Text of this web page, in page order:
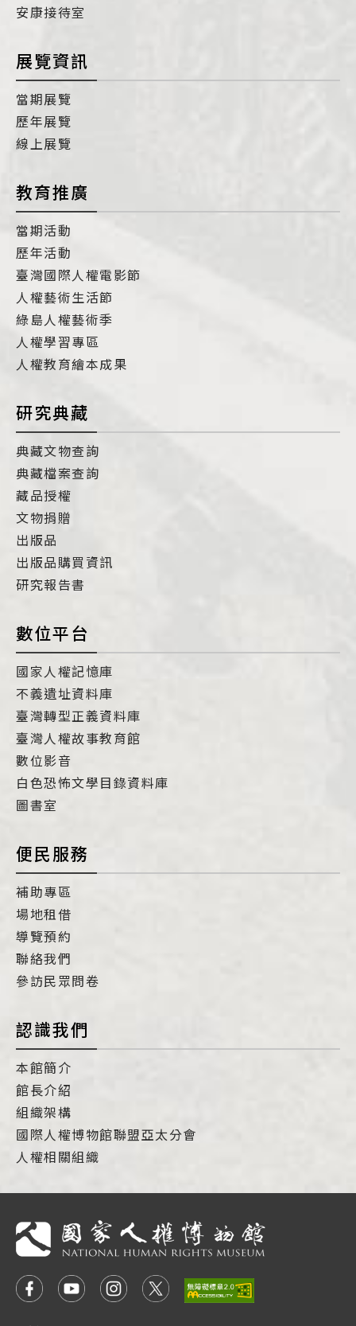
安康接待室
展覽資訊
當期展覽
歷年展覽
線上展覽
教育推廣
當期活動
歷年活動
臺灣國際人權電影節
人權藝術生活節
綠島人權藝術季
人權學習專區
人權教育繪本成果
研究典藏
典藏文物查詢
典藏檔案查詢
藏品授權
文物捐贈
出版品
出版品購買資訊
研究報告書
數位平台
國家人權記憶庫
不義遺址資料庫
臺灣轉型正義資料庫
臺灣人權故事教育館
數位影音
白色恐怖文學目錄資料庫
圖書室
便民服務
補助專區
場地租借
導覽預約
聯絡我們
參訪民眾問卷
認識我們
本館簡介
館長介紹
組織架構
國際人權博物館聯盟亞太分會
人權相關組織